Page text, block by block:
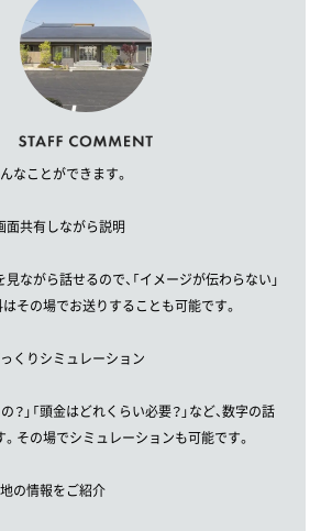
なことができます。
共有しながら説明
ながら話せるので、「イメージが伝わらない」
その場でお送りすることも可能です。
くりシミュレーション
？」「頭金はどれくらい必要？」など、数字の話
その場でシミュレーションも可能です。
の情報をご紹介